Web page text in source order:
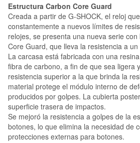
Estructura Carbon Core Guard
Creada a partir de G-SHOCK, el reloj
constantemente a nuevos límites de
relojes, se presenta una nueva serie
Core Guard, que lleva la resistencia a
La carcasa está fabricada con una
fibra de carbono, a fin de que sea ligera
resistencia superior a la que brinda la
material protege el módulo interno de
producidos por golpes. La cubierta
superficie trasera de impactos.
Se mejoró la resistencia a golpes de la
botones, lo que elimina la necesidad de
protecciones externas para botones.